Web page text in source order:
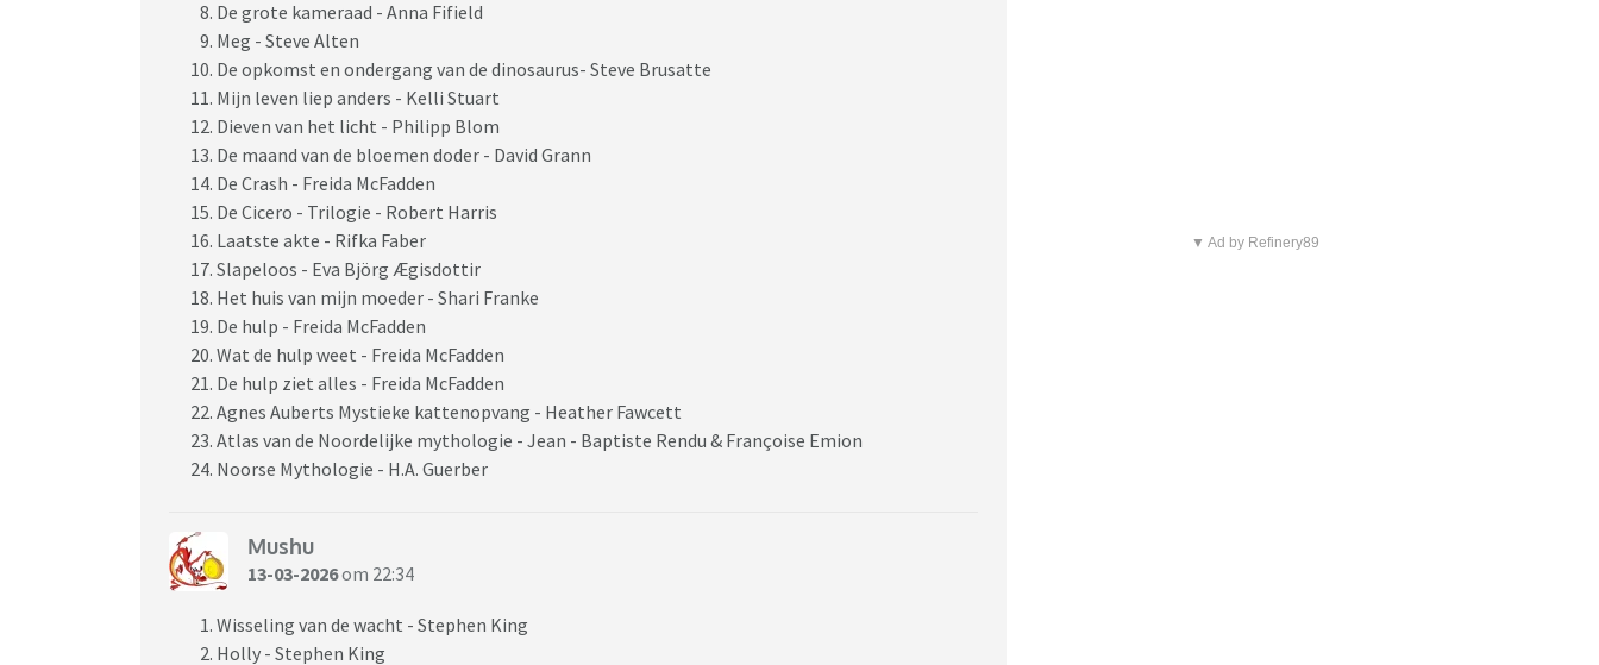
De grote kameraad - Anna Fifield
Meg - Steve Alten
De opkomst en ondergang van de dinosaurus- Steve Brusatte
Mijn leven liep anders - Kelli Stuart
Dieven van het licht - Philipp Blom
De maand van de bloemen doder - David Grann
De Crash - Freida McFadden
De Cicero - Trilogie - Robert Harris
Laatste akte - Rifka Faber
Slapeloos - Eva Björg Ægisdottir
Het huis van mijn moeder - Shari Franke
De hulp - Freida McFadden
Wat de hulp weet - Freida McFadden
De hulp ziet alles - Freida McFadden
Agnes Auberts Mystieke kattenopvang - Heather Fawcett
Atlas van de Noordelijke mythologie - Jean - Baptiste Rendu & Françoise Emion
Noorse Mythologie - H.A. Guerber
Mushu
13-03-2026om 22:34
Wisseling van de wacht - Stephen King
Holly - Stephen King
▼ Ad by Refinery89